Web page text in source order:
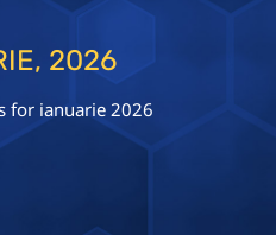
2026
for ianuarie 2026